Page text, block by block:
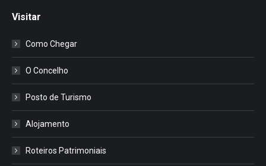
Visitar
Como Chegar
O Concelho
Posto de Turismo
Alojamento
Roteiros Patrimoniais